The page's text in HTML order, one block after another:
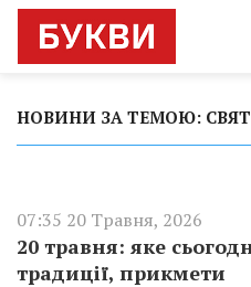
НОВИНИ ЗА ТЕМОЮ:
07:35 20 Травня, 2026
20 травня: яке
традиції, прикмети